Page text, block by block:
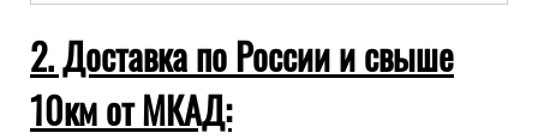
2. Доставка по России и свыше
10км от МКАД: